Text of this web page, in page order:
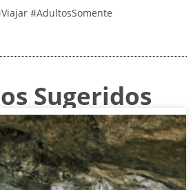
#AdultosSomente
Sugeridos